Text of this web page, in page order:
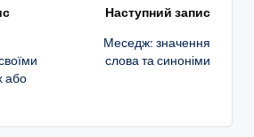
або
Наступний запис
Меседж: значення
слова та синоніми